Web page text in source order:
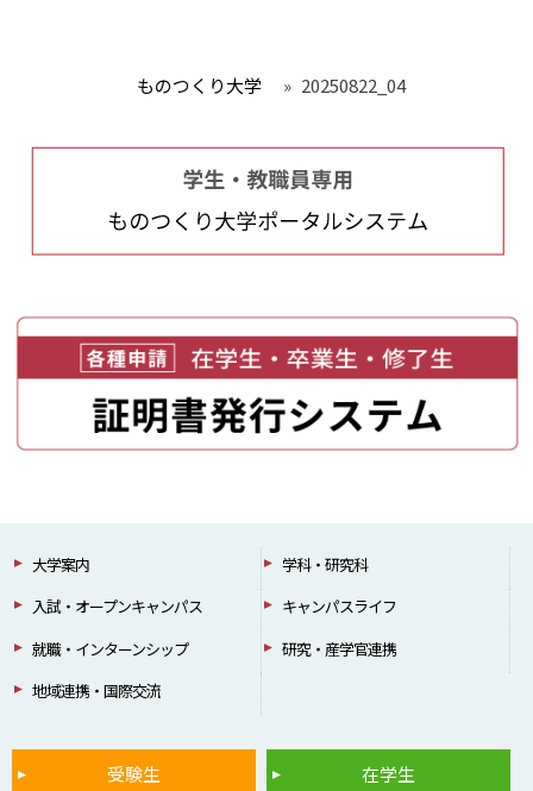
ものつくり大学 » 20250822_04
大学案内
学科・研究科
入試・オープンキャンパス
キャンパスライフ
就職・インターンシップ
研究・産学官連携
地域連携・国際交流
受験生 在学生